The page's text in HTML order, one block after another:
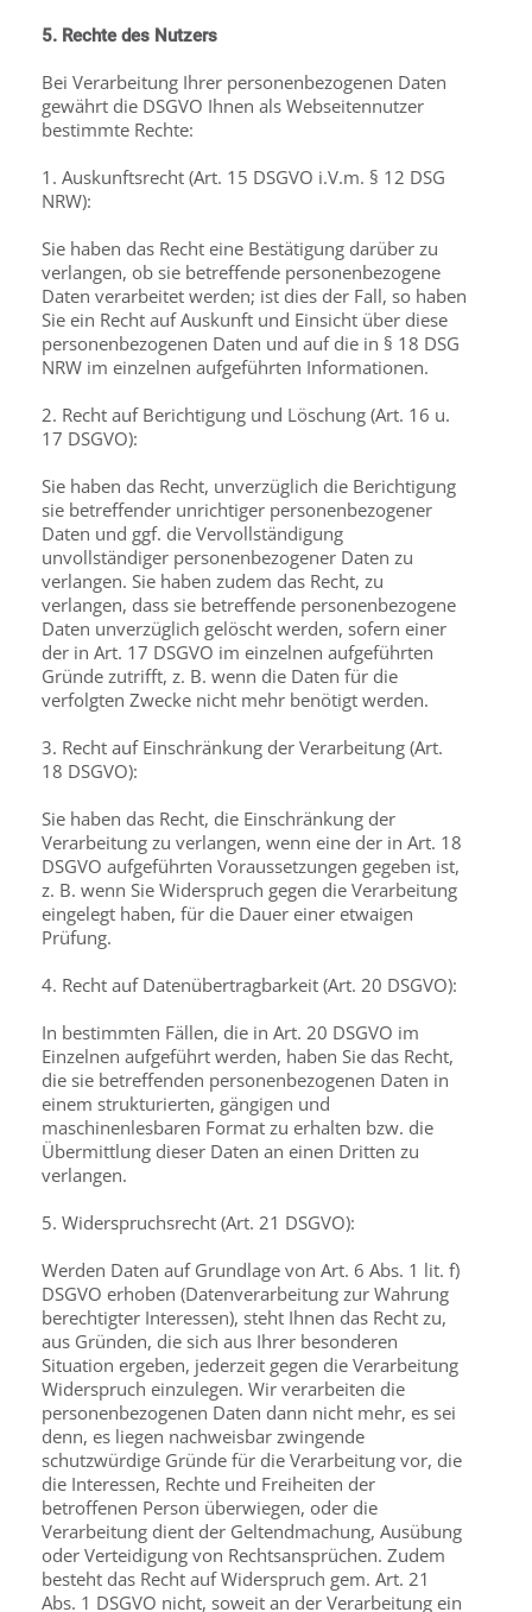
5. Rechte des Nutzers
Bei Verarbeitung Ihrer personenbezogenen Daten
gewährt die DSGVO Ihnen als Webseitennutzer
bestimmte Rechte:
1. Auskunftsrecht (Art. 15 DSGVO i.V.m. § 12 DSG
NRW):
Sie haben das Recht eine Bestätigung darüber zu
verlangen, ob sie betreffende personenbezogene
Daten verarbeitet werden; ist dies der Fall, so haben
Sie ein Recht auf Auskunft und Einsicht über diese
personenbezogenen Daten und auf die in § 18 DSG
NRW im einzelnen aufgeführten Informationen.
2. Recht auf Berichtigung und Löschung (Art. 16 u.
17 DSGVO):
Sie haben das Recht, unverzüglich die Berichtigung
sie betreffender unrichtiger personenbezogener
Daten und ggf. die Vervollständigung
unvollständiger personenbezogener Daten zu
verlangen. Sie haben zudem das Recht, zu
verlangen, dass sie betreffende personenbezogene
Daten unverzüglich gelöscht werden, sofern einer
der in Art. 17 DSGVO im einzelnen aufgeführten
Gründe zutrifft, z. B. wenn die Daten für die
verfolgten Zwecke nicht mehr benötigt werden.
3. Recht auf Einschränkung der Verarbeitung (Art.
18 DSGVO):
Sie haben das Recht, die Einschränkung der
Verarbeitung zu verlangen, wenn eine der in Art. 18
DSGVO aufgeführten Voraussetzungen gegeben ist,
z. B. wenn Sie Widerspruch gegen die Verarbeitung
eingelegt haben, für die Dauer einer etwaigen
Prüfung.
4. Recht auf Datenübertragbarkeit (Art. 20 DSGVO):
In bestimmten Fällen, die in Art. 20 DSGVO im
Einzelnen aufgeführt werden, haben Sie das Recht,
die sie betreffenden personenbezogenen Daten in
einem strukturierten, gängigen und
maschinenlesbaren Format zu erhalten bzw. die
Übermittlung dieser Daten an einen Dritten zu
verlangen.
5. Widerspruchsrecht (Art. 21 DSGVO):
Werden Daten auf Grundlage von Art. 6 Abs. 1 lit. f)
DSGVO erhoben (Datenverarbeitung zur Wahrung
berechtigter Interessen), steht Ihnen das Recht zu,
aus Gründen, die sich aus Ihrer besonderen
Situation ergeben, jederzeit gegen die Verarbeitung
Widerspruch einzulegen. Wir verarbeiten die
personenbezogenen Daten dann nicht mehr, es sei
denn, es liegen nachweisbar zwingende
schutzwürdige Gründe für die Verarbeitung vor, die
die Interessen, Rechte und Freiheiten der
betroffenen Person überwiegen, oder die
Verarbeitung dient der Geltendmachung, Ausübung
oder Verteidigung von Rechtsansprüchen. Zudem
besteht das Recht auf Widerspruch gem. Art. 21
Abs. 1 DSGVO nicht, soweit an der Verarbeitung ein